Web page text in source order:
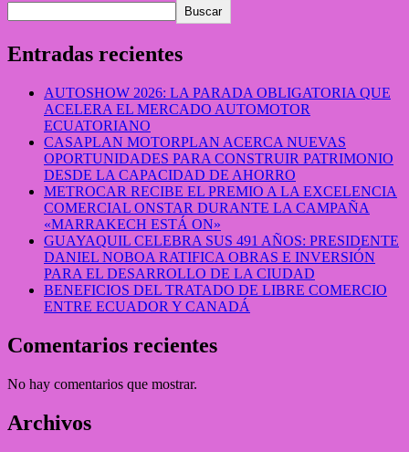
Buscar
Entradas recientes
AUTOSHOW 2026: LA PARADA OBLIGATORIA QUE
ACELERA EL MERCADO AUTOMOTOR
ECUATORIANO
CASAPLAN MOTORPLAN ACERCA NUEVAS
OPORTUNIDADES PARA CONSTRUIR PATRIMONIO
DESDE LA CAPACIDAD DE AHORRO
METROCAR RECIBE EL PREMIO A LA EXCELENCIA
COMERCIAL ONSTAR DURANTE LA CAMPAÑA
«MARRAKECH ESTÁ ON»
GUAYAQUIL CELEBRA SUS 491 AÑOS: PRESIDENTE
DANIEL NOBOA RATIFICA OBRAS E INVERSIÓN
PARA EL DESARROLLO DE LA CIUDAD
BENEFICIOS DEL TRATADO DE LIBRE COMERCIO
ENTRE ECUADOR Y CANADÁ
Comentarios recientes
No hay comentarios que mostrar.
Archivos